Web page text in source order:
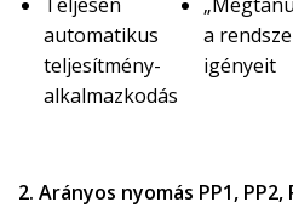
automatikus
teljesítmény-
alkalmazkodás
a
igényeit
2. Arányos nyomás PP1, PP2,